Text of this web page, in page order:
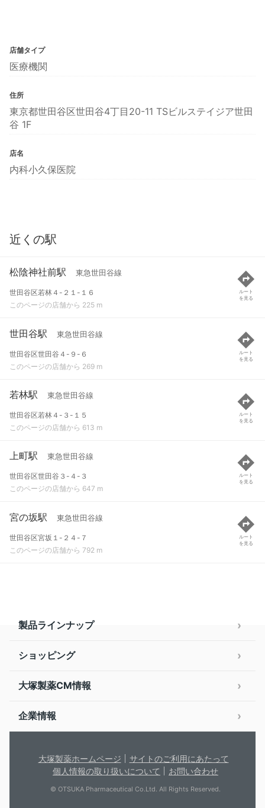
店舗タイプ
医療機関
住所
東京都世田谷区世田谷4丁目20-11 TSビルステイジア世田
谷 1F
店名
内科小久保医院
近くの駅
松陰神社前駅 東急世田谷線
世田谷区若林４-２１-１６
このページの店舗から 225 m
ルート
を見る
世田谷駅 東急世田谷線
世田谷区世田谷４-９-６
このページの店舗から 269 m
ルート
を見る
若林駅 東急世田谷線
世田谷区若林４-３-１５
このページの店舗から 613 m
ルート
を見る
上町駅 東急世田谷線
世田谷区世田谷３-４-３
このページの店舗から 647 m
ルート
を見る
宮の坂駅 東急世田谷線
世田谷区宮坂１-２４-７
このページの店舗から 792 m
ルート
を見る
製品ラインナップ
ショッピング
大塚製薬CM情報
企業情報
大塚製薬ホームページ
サイトのご利用にあたって
個人情報の取り扱いについて
お問い合わせ
© OTSUKA Pharmaceutical Co.Ltd. All Rights Reserved.